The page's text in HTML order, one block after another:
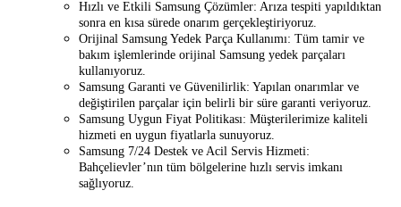
Hızlı ve Etkili Samsung Çözümler: Arıza tespiti yapıldıktan
sonra en kısa sürede onarım gerçekleştiriyoruz.
Orijinal Samsung Yedek Parça Kullanımı: Tüm tamir ve
bakım işlemlerinde orijinal Samsung yedek parçaları
kullanıyoruz.
Samsung Garanti ve Güvenilirlik: Yapılan onarımlar ve
değiştirilen parçalar için belirli bir süre garanti veriyoruz.
Samsung Uygun Fiyat Politikası: Müşterilerimize kaliteli
hizmeti en uygun fiyatlarla sunuyoruz.
Samsung 7/24 Destek ve Acil Servis Hizmeti:
Bahçelievler’nın tüm bölgelerine hızlı servis imkanı
sağlıyoruz.